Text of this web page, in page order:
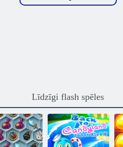
Līdzīgi flash spēles